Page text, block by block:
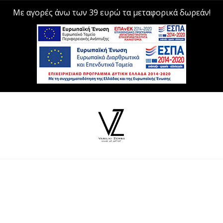
Με αγορές άνω των 39 ευρώ τα μεταφορικά δωρεάν!